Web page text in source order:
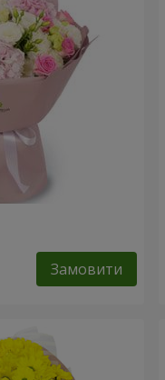
Замовити